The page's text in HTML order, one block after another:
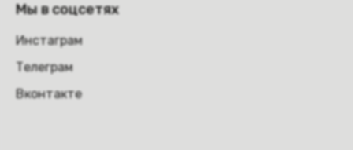
Мы в соцсетях
Инстаграм
Телеграм
Вконтакте